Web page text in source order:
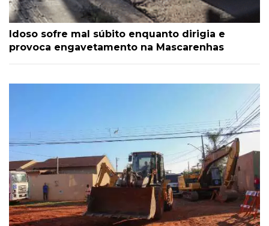
Idoso sofre mal súbito enquanto dirigia e
provoca engavetamento na Mascarenhas